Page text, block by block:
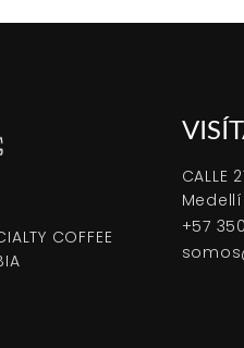
COFFEE
+57